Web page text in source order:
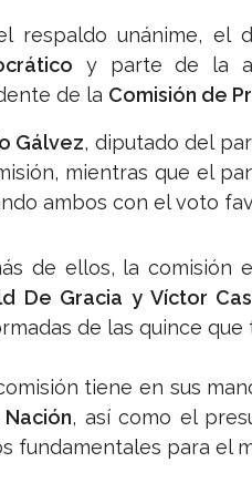
respaldo unánime, el
y parte de la
de la Comisión de
Gálvez, diputado del
mientras que el
ambos con el voto
de ellos, la comisión
De Gracia y Víctor
de las quince que
tiene en sus
, así como el
fundamentales para el